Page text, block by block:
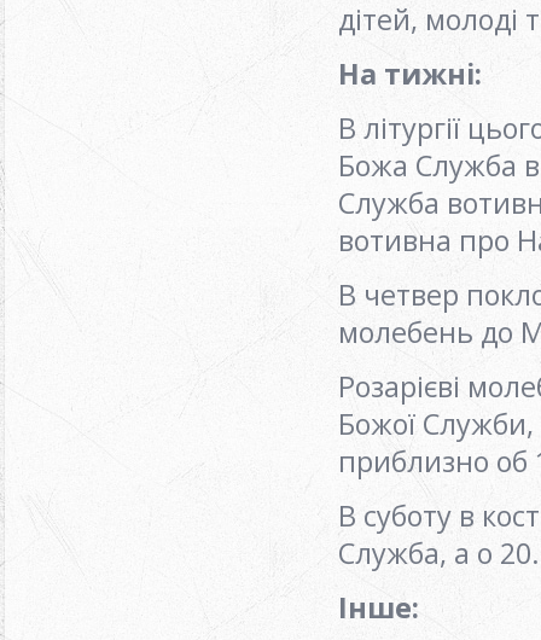
дітей, молоді
На тижні:
В літургії
Божа Служба
Служба
вотивна про
В четвер
молебень до
Розарієві
Божої Служби,
приблизно об
В суботу в
Служба, а о
Інше: